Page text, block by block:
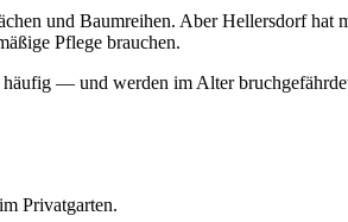
und Baumreihen. Aber Hellersdorf hat
Pflege brauchen.
— und werden im Alter
Privatgarten.